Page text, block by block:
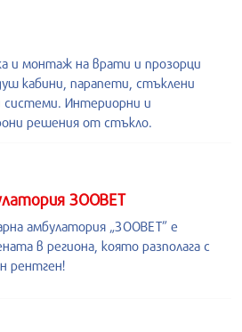
и монтаж на врати и прозорци
кабини, парапети, стъклени
системи. Интериорни и
решения от стъкло.
ЗООВЕТ
амбулатория „ЗООВЕТ” е
в региона, която разполага с
рентген!